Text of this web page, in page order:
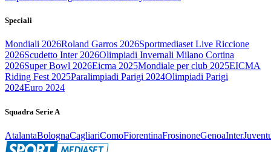
Speciali
Mondiali 2026Roland Garros 2026Sportmediaset Live Riccione
2026Scudetto Inter 2026Olimpiadi Invernali Milano Cortina
2026Super Bowl 2026Eicma 2025Mondiale per club 2025EICMA
Riding Fest 2025Paralimpiadi Parigi 2024Olimpiadi Parigi
2024Euro 2024
Squadra Serie A
AtalantaBolognaCagliariComoFiorentinaFrosinoneGenoaInter